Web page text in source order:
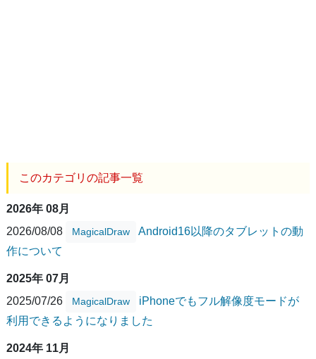
このカテゴリの記事一覧
2026年 08月
2026/08/08
MagicalDraw
Android16以降のタブレットの動
作について
2025年 07月
2025/07/26
MagicalDraw
iPhoneでもフル解像度モードが
利用できるようになりました
2024年 11月